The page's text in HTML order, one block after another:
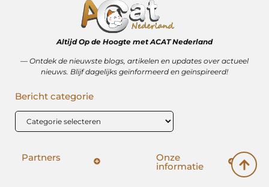
Altijd Op de Hoogte met ACAT Nederland
–– Ontdek de nieuwste blogs, artikelen en updates over actueel
nieuws. Blijf dagelijks geïnformeerd en geïnspireerd!
Bericht categorie
Partners Onze
informatie